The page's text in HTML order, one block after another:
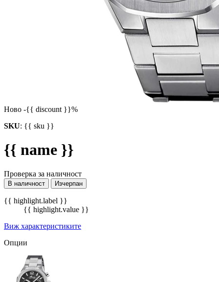
Ново -{{ discount }}%
SKU: {{ sku }}
{{ name }}
Проверка за наличност
В наличност Изчерпан
{{ highlight.label }}
{{ highlight.value }}
Виж характеристиките
Опции